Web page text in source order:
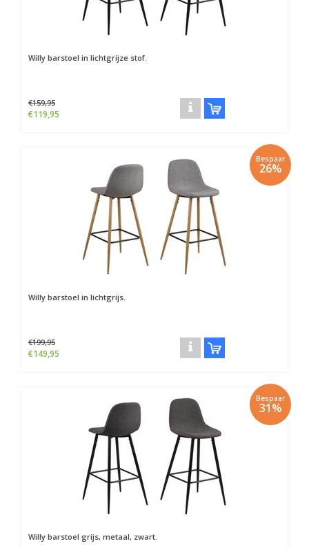
Willy barstoel in lichtgrijze stof.
€159,95
€119,95
Bespaar
26%
Willy barstoel in lichtgrijs.
€199,95
€149,95
Bespaar
31%
Willy barstoel grijs, metaal, zwart.